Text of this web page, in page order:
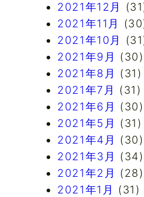
2021年12月
2021年11月
2021年10月
2021年9月
(30)
2021年8月
(31)
2021年7月
(31)
2021年6月
(30)
2021年5月
(31)
2021年4月
(30)
2021年3月
(34)
2021年2月
(28)
2021年1月
(31)